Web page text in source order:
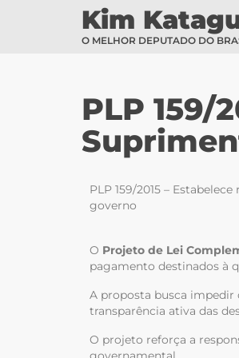
Kim
O MELHOR DEPUTADO DO
PLP 159/
PLP 159/2015 –
governo
O Projeto de Lei
pagamento destinados à
A proposta busca impedir
transparência ativa das
O projeto reforça a